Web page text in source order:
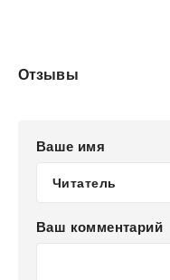
Отзывы
Ваше имя
Ваш комментарий